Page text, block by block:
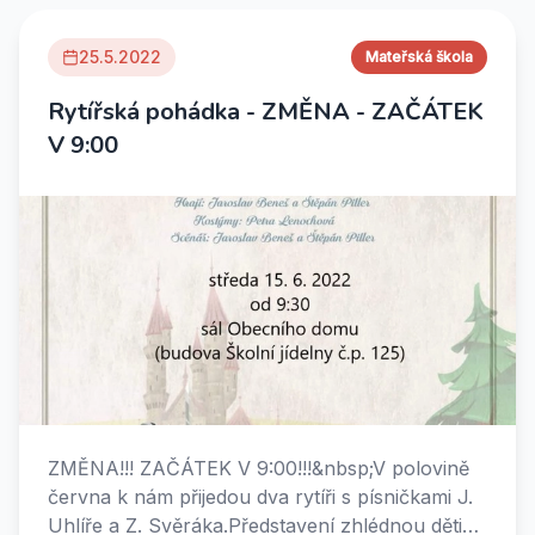
25.5.2022 Mateřská škola
Rytířská pohádka - ZMĚNA - ZAČÁTEK
V 9:00
ZMĚNA!!! ZAČÁTEK V 9:00!!!&nbsp;V polovině
června k nám přijedou dva rytíři s písničkami J.
Uhlíře a Z. Svěráka.Představení zhlédnou děti